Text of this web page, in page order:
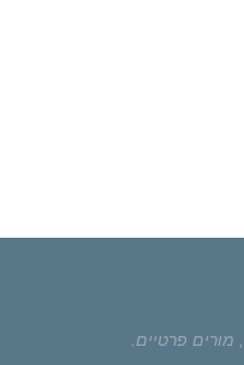
מורים פרטיים.